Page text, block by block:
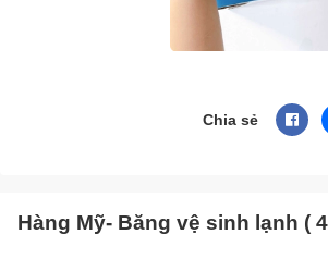
Chia sẻ
Hàng Mỹ- Băng vệ sinh lạnh (